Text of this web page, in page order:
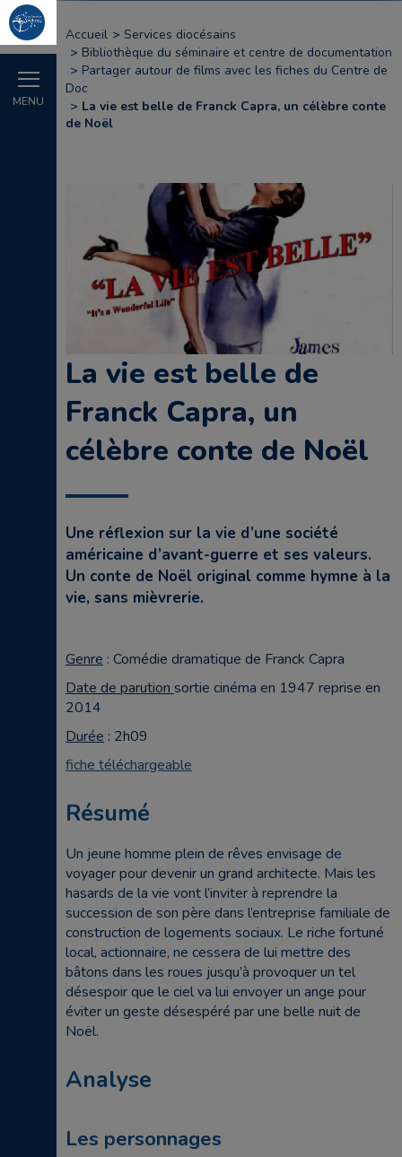
MENU
Accueil
Services diocésains
Bibliothèque du séminaire et centre de documentation
Partager autour de films avec les fiches du Centre de
Doc
La vie est belle de Franck Capra, un célèbre conte
de Noël
La vie est belle de
Franck Capra, un
célèbre conte de Noël
Une réflexion sur la vie d’une société
américaine d’avant-guerre et ses valeurs.
Un conte de Noël original comme hymne à la
vie, sans mièvrerie.
Genre : Comédie dramatique de Franck Capra
Date de parution sortie cinéma en 1947 reprise en
2014
Durée : 2h09
fiche téléchargeable
Résumé
Un jeune homme plein de rêves envisage de
voyager pour devenir un grand architecte. Mais les
hasards de la vie vont l’inviter à reprendre la
succession de son père dans l’entreprise familiale de
construction de logements sociaux. Le riche fortuné
local, actionnaire, ne cessera de lui mettre des
bâtons dans les roues jusqu’à provoquer un tel
désespoir que le ciel va lui envoyer un ange pour
éviter un geste désespéré par une belle nuit de
Noël.
Analyse
Les personnages